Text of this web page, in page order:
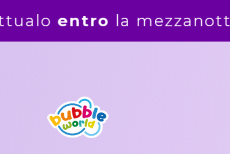
del5 agosto. Gli